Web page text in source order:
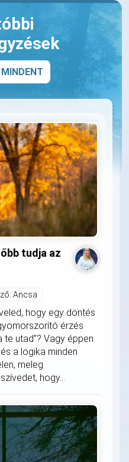
tudja az
Ancsa
hogy egy döntés
érzés
utad”? Vagy éppen
a logika minden
meleg
hogy...